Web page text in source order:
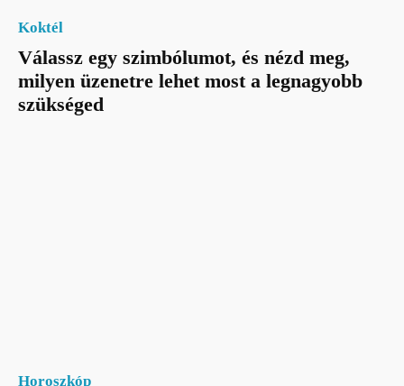
Koktél
Válassz egy szimbólumot, és nézd meg,
milyen üzenetre lehet most a legnagyobb
szükséged
Horoszkóp